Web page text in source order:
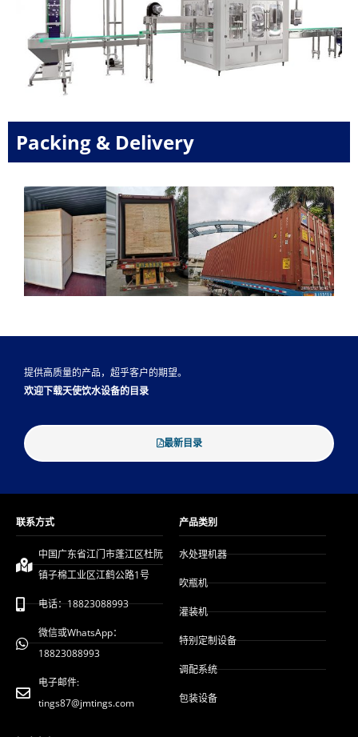
Packing & Delivery
提供高质量的产品，超乎客户的期望。
欢迎下载天使饮水设备的目录
最新目录
联系方式
中国广东省江门市蓬江区杜阮
镇子棉工业区江鹤公路1号
电话：18823088993
微信或WhatsApp：
18823088993
电子邮件:
tings87@jmtings.com
产品类别
水处理机器
吹瓶机
灌装机
特别定制设备
调配系统
包装设备